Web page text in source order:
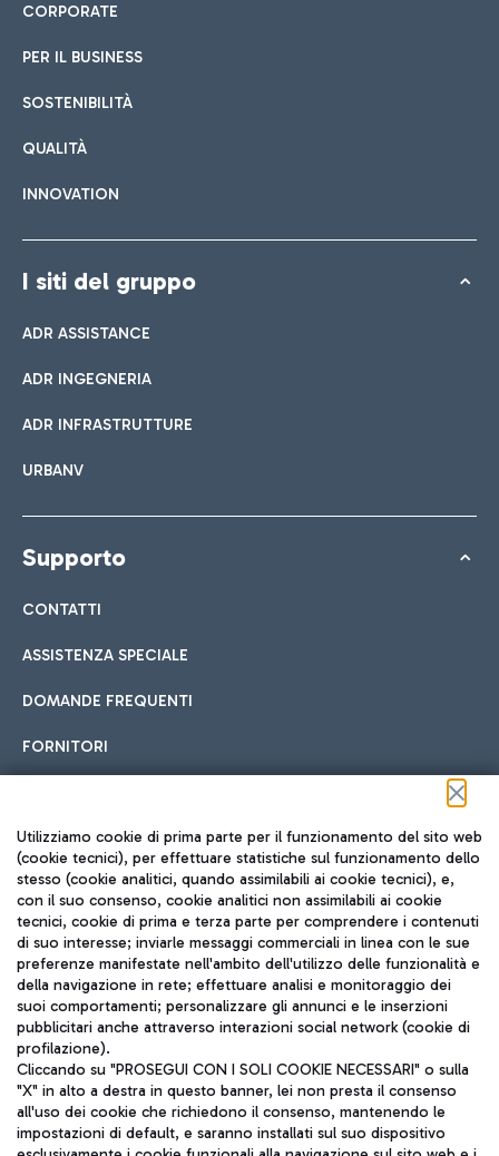
CORPORATE
PER IL BUSINESS
SOSTENIBILITÀ
QUALITÀ
INNOVATION
I siti del gruppo
ADR ASSISTANCE
ADR INGEGNERIA
ADR INFRASTRUTTURE
URBANV
Supporto
CONTATTI
ASSISTENZA SPECIALE
DOMANDE FREQUENTI
FORNITORI
Seguici sui social
TRAVEL JOURNAL
ITA
Utilizziamo cookie di prima parte per il funzionamento del sito web
(cookie tecnici), per effettuare statistiche sul funzionamento dello
stesso (cookie analitici, quando assimilabili ai cookie tecnici), e,
con il suo consenso, cookie analitici non assimilabili ai cookie
tecnici, cookie di prima e terza parte per comprendere i contenuti
di suo interesse; inviarle messaggi commerciali in linea con le sue
preferenze manifestate nell'ambito dell'utilizzo delle funzionalità e
della navigazione in rete; effettuare analisi e monitoraggio dei
suoi comportamenti; personalizzare gli annunci e le inserzioni
pubblicitari anche attraverso interazioni social network (cookie di
profilazione).
Cliccando su "PROSEGUI CON I SOLI COOKIE NECESSARI" o sulla
"X" in alto a destra in questo banner, lei non presta il consenso
all'uso dei cookie che richiedono il consenso, mantenendo le
impostazioni di default, e saranno installati sul suo dispositivo